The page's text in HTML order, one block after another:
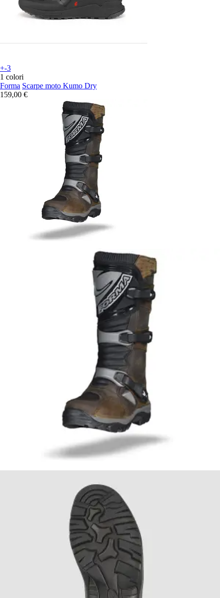
+-3
1 colori
Forma Scarpe moto Kumo Dry
159,00 €